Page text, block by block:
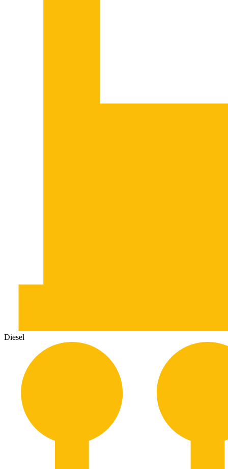
Diesel